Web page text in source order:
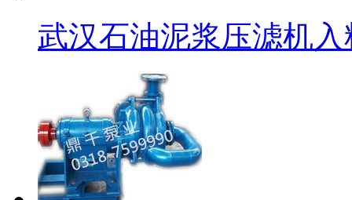
武汉石油泥浆压滤机入